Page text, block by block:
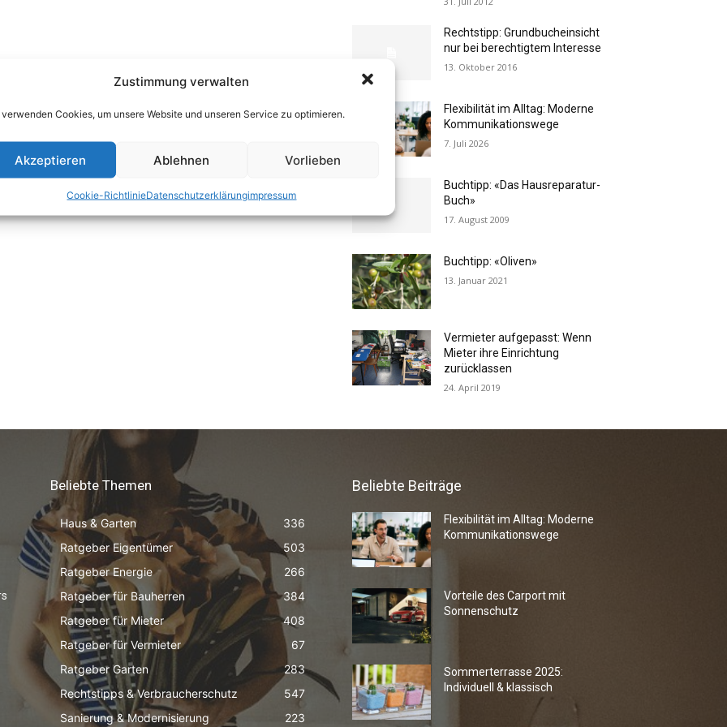
Zustimmung verwalten
verwenden Cookies, um unsere Website und unseren Service zu optimieren.
Akzeptieren Ablehnen Vorlieben
Cookie-RichtlinieDatenschutzerklärungimpressum
Rechtstipp: Grundbucheinsicht
nur bei berechtigtem Interesse
13. Oktober 2016
Flexibilität im Alltag: Moderne
Kommunikationswege
7. Juli 2026
Buchtipp: «Das Hausreparatur-
Buch»
17. August 2009
Buchtipp: «Oliven»
13. Januar 2021
Vermieter aufgepasst: Wenn
Mieter ihre Einrichtung
zurücklassen
24. April 2019
Beliebte Themen
Haus & Garten
336
Ratgeber Eigentümer
503
Ratgeber Energie
266
Ratgeber für Bauherren
384
Ratgeber für Mieter
408
Ratgeber für Vermieter
67
Ratgeber Garten
283
Rechtstipps & Verbraucherschutz
547
Sanierung & Modernisierung
223
Beliebte Beiträge
Flexibilität im Alltag: Moderne
Kommunikationswege
Vorteile des Carport mit
Sonnenschutz
Sommerterrasse 2025:
Individuell & klassisch